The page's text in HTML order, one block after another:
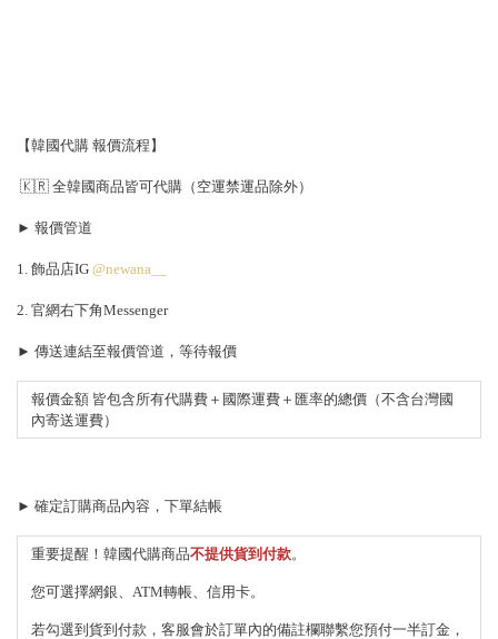
【韓國代購 報價流程】
🇰🇷 全韓國商品皆可代購（空運禁運品除外）
► 報價管道
1. 飾品店IG @newana__
2. 官網右下角Messenger
► 傳送連結至報價管道，等待報價
報價金額 皆包含所有代購費＋國際運費＋匯率的總價（不含台灣國
內寄送運費）
► 確定訂購商品內容，下單結帳
重要提醒！韓國代購商品不提供貨到付款。
您可選擇網銀、ATM轉帳、信用卡。
若勾選到貨到付款，客服會於訂單內的備註欄聯繫您預付一半訂金，